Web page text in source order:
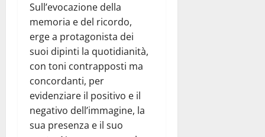
Sull’evocazione della
memoria e del ricordo,
erge a protagonista dei
suoi dipinti la quotidianità,
con toni contrapposti ma
concordanti, per
evidenziare il positivo e il
negativo dell’immagine, la
sua presenza e il suo